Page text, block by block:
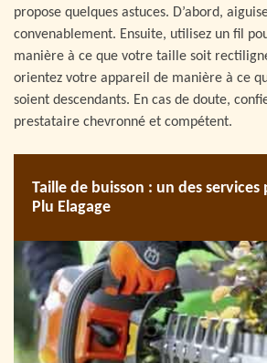
propose quelques astuces. D’abord,
convenablement. Ensuite, utilisez un fil
manière à ce que votre taille soit
orientez votre appareil de manière à ce
soient descendants. En cas de doute,
prestataire chevronné et compétent.
Taille de buisson : un des services
Plu Elagage